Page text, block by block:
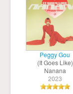
Peggy Gou
(It Goes Like)
Nanana
2023